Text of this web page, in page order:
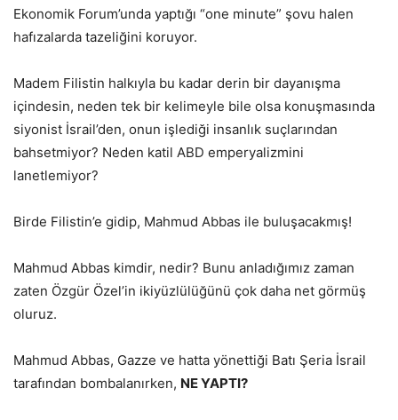
Ekonomik Forum’unda yaptığı “one minute” şovu halen
hafızalarda tazeliğini koruyor.
Madem Filistin halkıyla bu kadar derin bir dayanışma
içindesin, neden tek bir kelimeyle bile olsa konuşmasında
siyonist İsrail’den, onun işlediği insanlık suçlarından
bahsetmiyor? Neden katil ABD emperyalizmini
lanetlemiyor?
Birde Filistin’e gidip, Mahmud Abbas ile buluşacakmış!
Mahmud Abbas kimdir, nedir? Bunu anladığımız zaman
zaten Özgür Özel’in ikiyüzlülüğünü çok daha net görmüş
oluruz.
Mahmud Abbas, Gazze ve hatta yönettiği Batı Şeria İsrail
tarafından bombalanırken, NE YAPTI?